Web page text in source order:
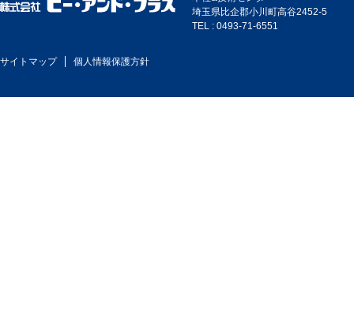
埼玉県比企郡小川町高谷2452-5
TEL : 0493-71-6551
サイトマップ 個人情報保護方針